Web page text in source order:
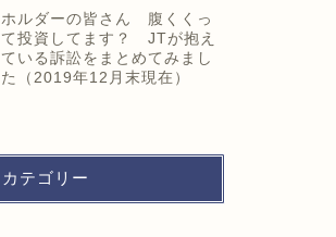
ホルダーの皆さん 腹くくっ
て投資してます？ JTが抱え
ている訴訟をまとめてみまし
た（2019年12月末現在）
カテゴリー